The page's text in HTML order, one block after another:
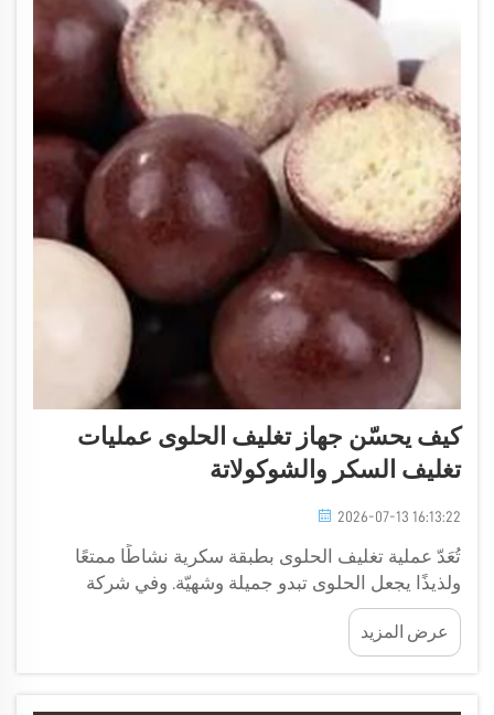
كيف يحسّن جهاز تغليف الحلوى عمليات
تغليف السكر والشوكولاتة
2026-07-13 16:13:22
تُعَدّ عملية تغليف الحلوى بطبقة سكرية نشاطًا ممتعًا
ولذيذًا يجعل الحلوى تبدو جميلة وشهيّة. وفي شركة
جولدن أورينت ماشينري، ندرك تمامًا مدى أهمية امتلاك
المعدات المناسبة لتغليف الحلوى. وتساعد آلة تغليف
الحلوى في توزيع السكر أو الشوكولاتة بشكلٍ متساوٍ
عرض المزيد